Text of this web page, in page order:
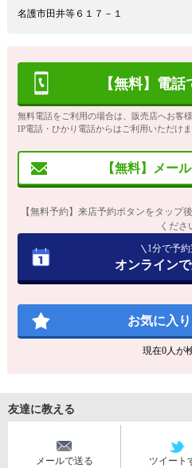
名護市田井等６１７－１
【無料】電
無料電話をご利用の場合は、販売店へお客
IP電話・ひかり電話からはご利用いただけま
【無料】メー
【無料予約】来店予約ボタンをタップ
くださ
1分で予約
オンライン
お気に入
現在0人が
友達に教える
メールで送る ツイート